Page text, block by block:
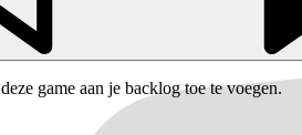
game aan je backlog toe te voegen.